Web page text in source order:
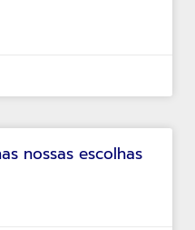
nossas escolhas